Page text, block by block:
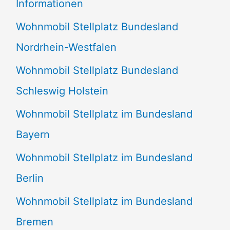
n
n
a
c
h
:
Informationen
Wohnmobil Stellplatz Bundesland
Nordrhein-Westfalen
Wohnmobil Stellplatz Bundesland
Schleswig Holstein
Wohnmobil Stellplatz im Bundesland
Bayern
Wohnmobil Stellplatz im Bundesland
Berlin
Wohnmobil Stellplatz im Bundesland
Bremen